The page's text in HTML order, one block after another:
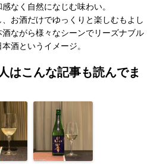
なく自然になじむ味わい。
お酒だけでゆっくりと楽しむもよし
ながら様々なシーンでリーズナブル
酒というイメージ。
はこんな記事も読んでま